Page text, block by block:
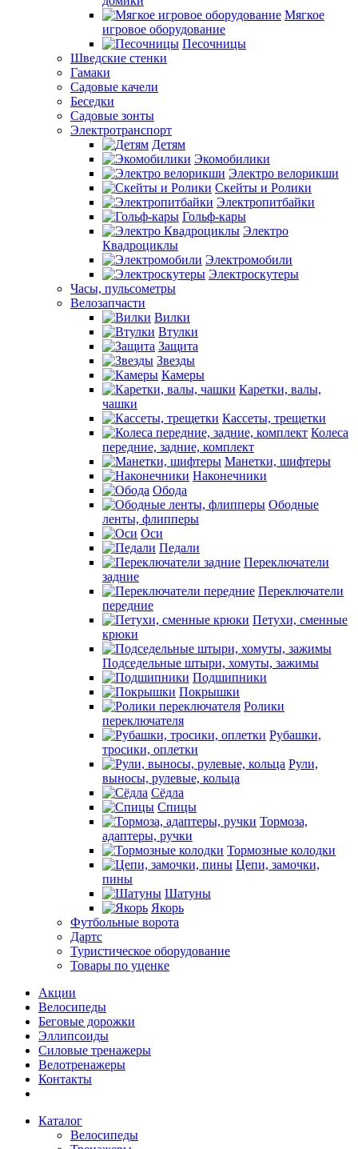
Мягкое
игровое оборудование
Песочницы
Шведские стенки
Гамаки
Садовые качели
Беседки
Садовые зонты
Электротранспорт
Детям
Экомобилики
Электро велорикши
Скейты и Ролики
Электропитбайки
Гольф-кары
Электро
Квадроциклы
Электромобили
Электроскутеры
Часы, пульсометры
Велозапчасти
Вилки
Втулки
Защита
Звезды
Камеры
Каретки, валы,
чашки
Кассеты, трещетки
Колеса
передние, задние, комплект
Манетки, шифтеры
Наконечники
Обода
Ободные
ленты, флипперы
Оси
Педали
Переключатели
задние
Переключатели
передние
Петухи, сменные
крюки
Подседельные штыри, хомуты, зажимы
Подшипники
Покрышки
Ролики
переключателя
Рубашки,
тросики, оплетки
Рули,
выносы, рулевые, кольца
Сёдла
Спицы
Тормоза,
адаптеры, ручки
Тормозные колодки
Цепи, замочки,
пины
Шатуны
Якорь
Футбольные ворота
Дартс
Туристическое оборудование
Товары по уценке
Акции
Велосипеды
Беговые дорожки
Эллипсоиды
Силовые тренажеры
Велотренажеры
Контакты
Каталог
Велосипеды